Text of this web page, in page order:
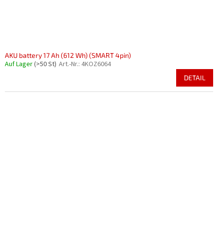
AKU battery 17 Ah (612 Wh) (SMART 4pin)
Auf Lager(>50 St) Art.-Nr.: 4KOZ6064
DETAIL